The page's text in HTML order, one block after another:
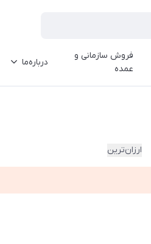
فروش سازمانی و
عمده
درباره‌ما
ارزان‌ترین